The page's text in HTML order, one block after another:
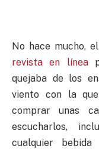
No hace mucho,
revista en línea
quejaba de los
viento con la
comprar unas
escucharlos,
cualquier